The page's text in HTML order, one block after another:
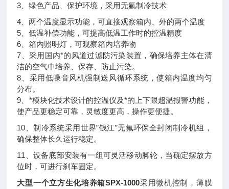
3、绿色产品、保护环境，采用无氟制冷技术
4、两个温度显示功能，可直接观察箱内、外的两个温度
5、低温补偿功能，可提高低温工作时的控温精度
6、箱内照明灯，可观察箱内培养物
7、采用国内*的风道过滤防污染装置，确保培养主体在清
洁的空气中培养、保存、防止污染。
8、采用低噪音风机强制送风循环系统，使箱内温度均匀
分布。
9、*模块化技术设计的控温仪及*的上下限超温报警功能，
使产品更稳定可靠，灵敏度更高，操作更便捷。
10、制冷系统采用世界”钱江”无氟环保全封闭制冷机组，
确保整体长久运行稳定。
11、设备底部安装有一组可灵活移动脚轮，当确定摆放方
位时，可进行刹车固定。
大型一个立方生化培养箱SPX-1000采用微机控制，薄膜